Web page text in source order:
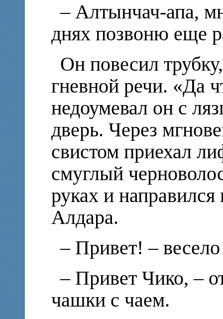
– Алтынчач-апа,
днях позвоню еще
Он повесил
гневной речи. «Да
недоумевал он с
дверь. Через
свистом приехал
смуглый
руках и
Алдара.
– Привет! –
– Привет Чико, –
чашки с чаем.